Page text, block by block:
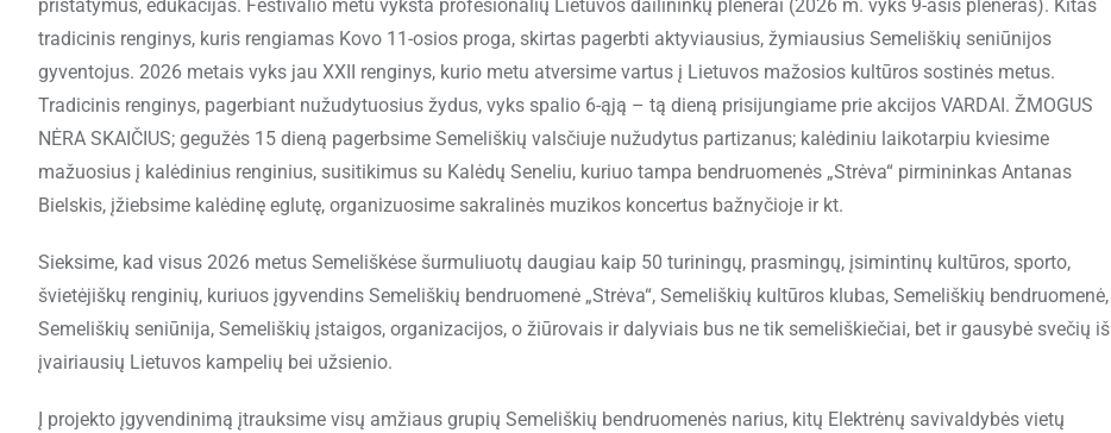
pristatymus, edukacijas. Festivalio metu vyksta profesionalių Lietuvos dailininkų plenerai (2026 m. vyks 9-asis pleneras). Kitas
tradicinis renginys, kuris rengiamas Kovo 11-osios proga, skirtas pagerbti aktyviausius, žymiausius Semeliškių seniūnijos
gyventojus. 2026 metais vyks jau XXII renginys, kurio metu atversime vartus į Lietuvos mažosios kultūros sostinės metus.
Tradicinis renginys, pagerbiant nužudytuosius žydus, vyks spalio 6-ąją – tą dieną prisijungiame prie akcijos VARDAI. ŽMOGUS
NĖRA SKAIČIUS; gegužės 15 dieną pagerbsime Semeliškių valsčiuje nužudytus partizanus; kalėdiniu laikotarpiu kviesime
mažuosius į kalėdinius renginius, susitikimus su Kalėdų Seneliu, kuriuo tampa bendruomenės „Strėva“ pirmininkas Antanas
Bielskis, įžiebsime kalėdinę eglutę, organizuosime sakralinės muzikos koncertus bažnyčioje ir kt.
Sieksime, kad visus 2026 metus Semeliškėse šurmuliuotų daugiau kaip 50 turiningų, prasmingų, įsimintinų kultūros, sporto,
švietėjiškų renginių, kuriuos įgyvendins Semeliškių bendruomenė „Strėva“, Semeliškių kultūros klubas, Semeliškių bendruomenė,
Semeliškių seniūnija, Semeliškių įstaigos, organizacijos, o žiūrovais ir dalyviais bus ne tik semeliškiečiai, bet ir gausybė svečių iš
įvairiausių Lietuvos kampelių bei užsienio.
Į projekto įgyvendinimą įtrauksime visų amžiaus grupių Semeliškių bendruomenės narius, kitų Elektrėnų savivaldybės vietų